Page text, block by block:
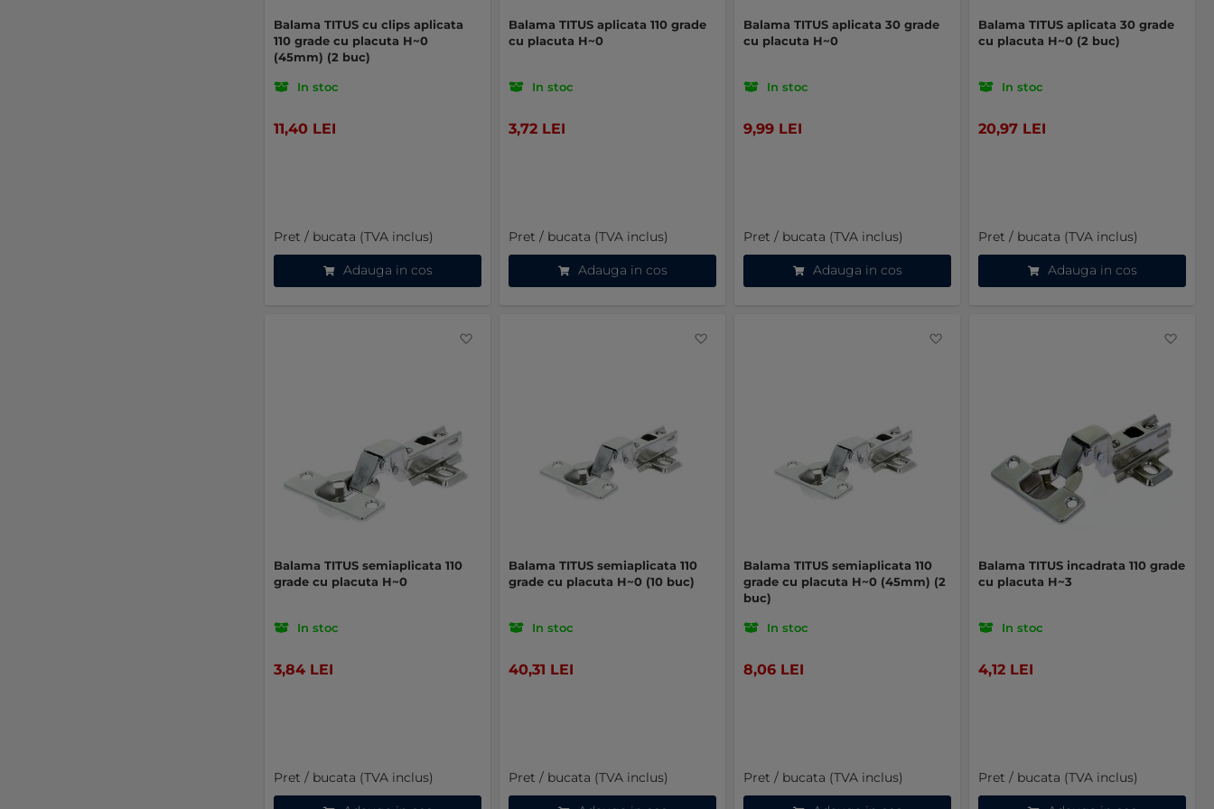
Balama TITUS cu clips aplicata
110 grade cu placuta H~0
(45mm) (2 buc)
In stoc
11,40 LEI
Pret / bucata (TVA inclus)
Adauga in cos
Balama TITUS aplicata 110 grade
cu placuta H~0
In stoc
3,72 LEI
Pret / bucata (TVA inclus)
Adauga in cos
Balama TITUS aplicata 30 grade
cu placuta H~0
In stoc
9,99 LEI
Pret / bucata (TVA inclus)
Adauga in cos
Balama TITUS aplicata 30 grade
cu placuta H~0 (2 buc)
In stoc
20,97 LEI
Pret / bucata (TVA inclus)
Adauga in cos
Balama TITUS semiaplicata 110
grade cu placuta H~0
In stoc
3,84 LEI
Pret / bucata (TVA inclus)
Balama TITUS semiaplicata 110
grade cu placuta H~0 (10 buc)
In stoc
40,31 LEI
Pret / bucata (TVA inclus)
Balama TITUS semiaplicata 110
grade cu placuta H~0 (45mm) (2
buc)
In stoc
8,06 LEI
Pret / bucata (TVA inclus)
Balama TITUS incadrata 110 grade
cu placuta H~3
In stoc
4,12 LEI
Pret / bucata (TVA inclus)